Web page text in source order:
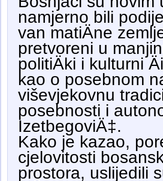
namjerno bili
van matiÄne
pretvoreni u
politiÄki i kulturni
kao o posebnom
viševjekovnu
posebnosti i
IzetbegoviÄ‡.
Kako je kazao,
cjelovitosti
prostora, uslijedili